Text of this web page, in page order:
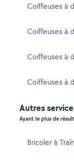
Coiffeuses à
Coiffeuses à
Coiffeuses à
Coiffeuses à
Autres
Ayant le plus de
Bricoler à